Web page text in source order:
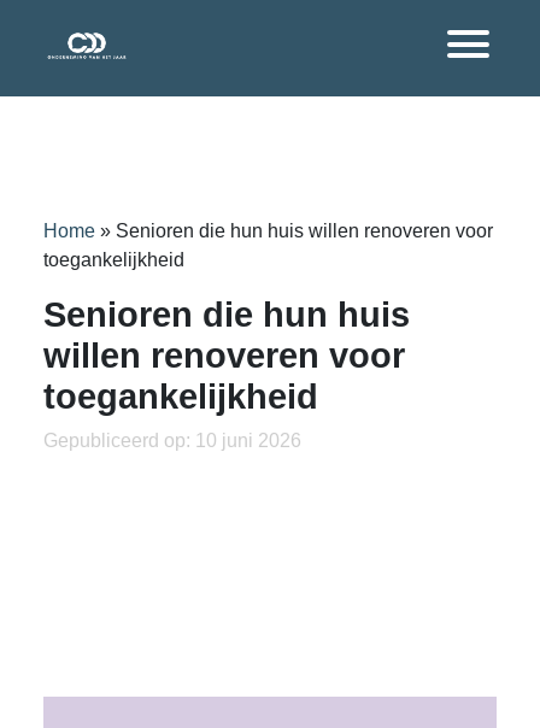
Home » Senioren die hun huis willen renoveren voor
toegankelijkheid
Senioren die hun huis
willen renoveren voor
toegankelijkheid
Gepubliceerd op: 10 juni 2026